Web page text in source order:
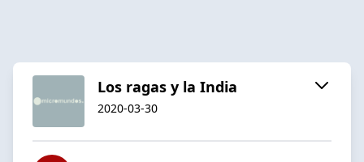
Los ragas y la India
2020-03-30